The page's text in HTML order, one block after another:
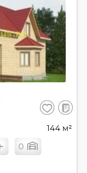
Сохранить
В
144 м²
0